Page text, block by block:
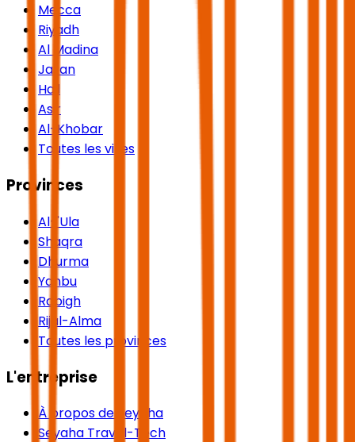
Mecca
Riyadh
Al Madina
Jazan
Hail
Asir
Al-Khobar
Toutes les villes
Provinces
Al-'Ula
Shaqra
Dhurma
Yanbu
Rabigh
Rijal-Alma
Toutes les provinces
L'entreprise
À propos de Seyaha
Seyaha Travel-Tech